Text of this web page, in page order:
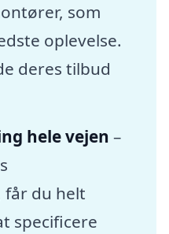
som
oplevelse.
deres tilbud
hele vejen –
du helt
specificere